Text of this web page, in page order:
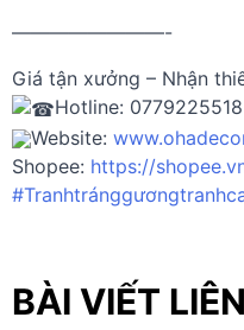
————————-
Giá tận xưởng – Nhận
Hotline: 0779225518
Website:
Shopee: https://
BÀI VIẾT